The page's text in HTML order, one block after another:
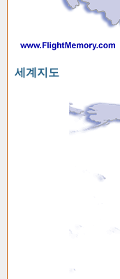
세계지도